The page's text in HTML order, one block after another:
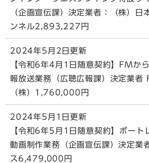
（企画宣伝課）決定業者：（株）日
ンネル2,893,227円
2024年5月2日更新
【令和6年4月1日随意契約】FMか
報放送業務（広聴広報課）決定業者
（株）1,760,000円
2024年5月1日更新
【令和6年5月1日随意契約】ボート
動画制作業務（企画宣伝課）決定業
ス6,479,000円